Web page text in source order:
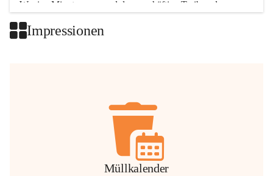
Wenige Minuten nur, und das geschäftige Treiben der
Impressionen
Müllkalender